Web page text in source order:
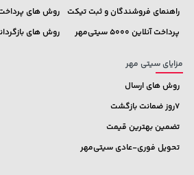
راهنمای فروشندگان و ثبت تیکت
پرداخت آنلاین 5000 سیتی‌مهر
روش های
روش های
مزایای سیتی مهر
روش های ارسال
7روز ضمانت بازگشت
تضمین بهترین قیمت
تحویل فوری-عادی سیتی‌مهر